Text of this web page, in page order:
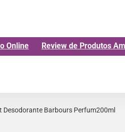
Online Review de Produtos
Desodorante Barbours Perfum200ml